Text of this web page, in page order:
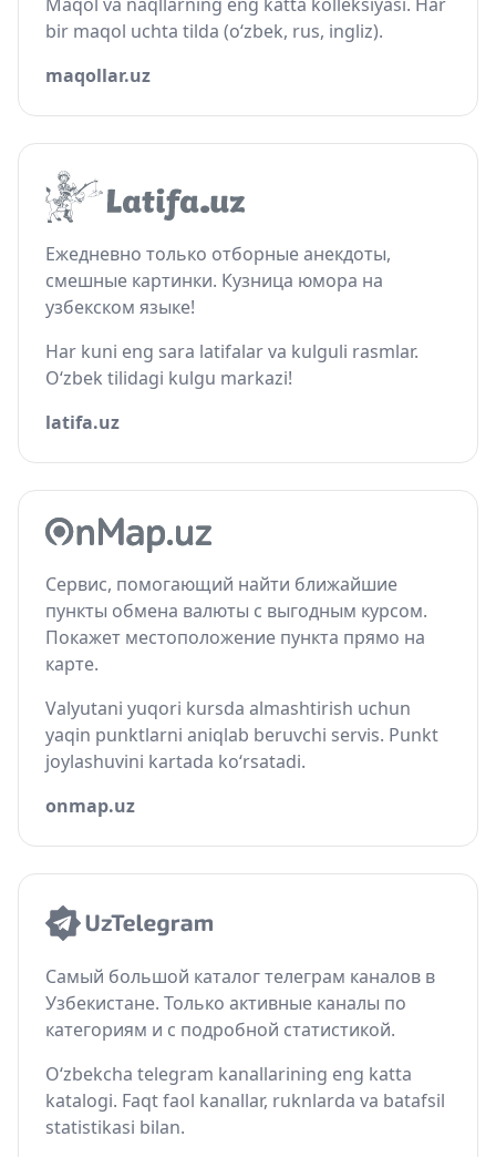
bir maqol uchta tilda (o‘zbek, rus, ingliz).
maqollar.uz
Ежедневно только отборные анекдоты,
смешные картинки. Кузница юмора на
узбекском языке!
Har kuni eng sara latifalar va kulguli rasmlar.
O‘zbek tilidagi kulgu markazi!
latifa.uz
Сервис, помогающий найти ближайшие
пункты обмена валюты с выгодным курсом.
Покажет местоположение пункта прямо на
карте.
Valyutani yuqori kursda almashtirish uchun
yaqin punktlarni aniqlab beruvchi servis. Punkt
joylashuvini kartada ko‘rsatadi.
onmap.uz
Самый большой каталог телеграм каналов в
Узбекистане. Только активные каналы по
категориям и с подробной статистикой.
O‘zbekcha telegram kanallarining eng katta
katalogi. Faqt faol kanallar, ruknlarda va batafsil
statistikasi bilan.